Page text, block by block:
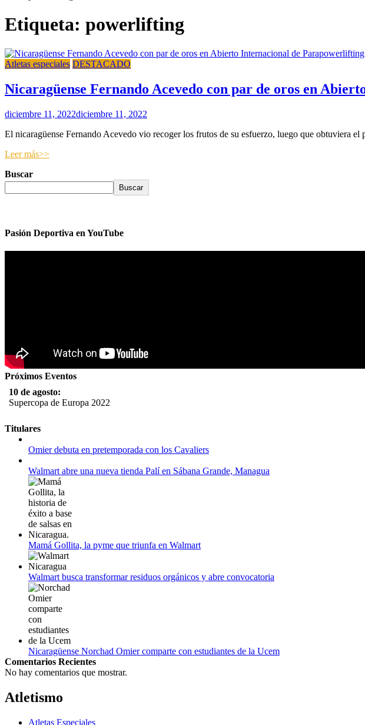
Etiqueta: powerlifting
Atletas especiales DESTACADO
Nicaragüense Fernando Acevedo con par de oros en
diciembre 11, 2022diciembre 11, 2022
El nicaragüense Fernando Acevedo vio recoger los frutos de su esfuerzo, luego que obtuviera
Leer más>>
Buscar
Buscar
Pasión Deportiva en YouTube
Próximos Eventos
10 de agosto:
Supercopa de Europa 2022
11 al 21 de agosto:
Campeonato Europeo de Natación 2022
12 de agosto:
Empieza La Liga 2022-2023
Titulares
Omier debuta en pretemporada con los Cavaliers
Walmart abre una nueva tienda Palí en Sábana Grande, Managua
Mamá Gollita, la pyme que triunfa en Walmart
Walmart busca transformar residuos orgánicos y abre convocatoria
Nicaragüense Norchad Omier comparte con estudiantes de la Ucem
Comentarios Recientes
No hay comentarios que mostrar.
Atletismo
Atletas Especiales